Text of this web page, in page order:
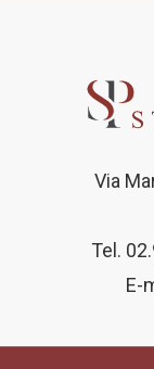
Via
Tel.
E-